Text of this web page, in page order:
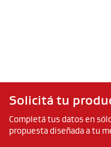
Solicitá tu
Completá tus datos en
propuesta diseñada a tu